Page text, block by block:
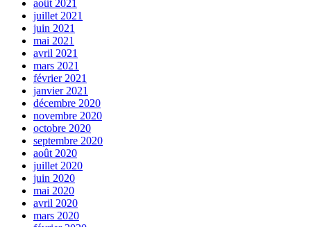
août 2021
juillet 2021
juin 2021
mai 2021
avril 2021
mars 2021
février 2021
janvier 2021
décembre 2020
novembre 2020
octobre 2020
septembre 2020
août 2020
juillet 2020
juin 2020
mai 2020
avril 2020
mars 2020